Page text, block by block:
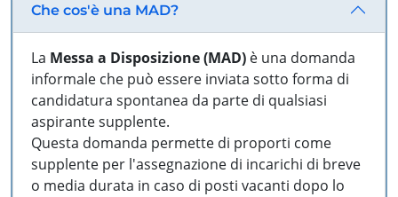
Che cos'è una MAD?
La Messa a Disposizione (MAD) è una domanda
informale che può essere inviata sotto forma di
candidatura spontanea da parte di qualsiasi
aspirante supplente.
Questa domanda permette di proporti come
supplente per l'assegnazione di incarichi di breve
o media durata in caso di posti vacanti dopo lo